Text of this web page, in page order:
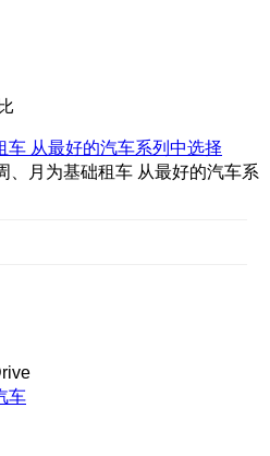
车 从最好的汽车系列中选择
、月为基础租车 从最好的汽车系
车